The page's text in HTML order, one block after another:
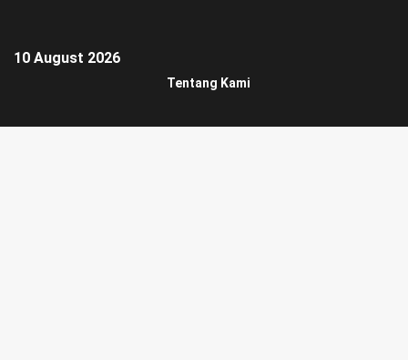
10 August 2026
Tentang Kami